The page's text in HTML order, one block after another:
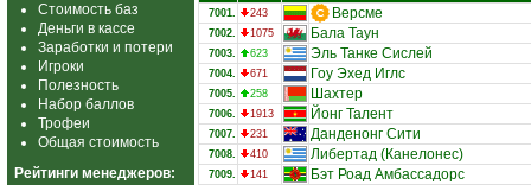
Стоимость баз
Деньги в кассе
Заработки и потери
Игроки
Полезность
Набор баллов
Трофеи
Общая стоимость
Рейтинги менеджеров:
7001. 243 Версме
7002. 1075 Бала Таун
7003. 623 Эль Танке Сислей
7004. 671 Гоу Эхед Иглс
7005. 258 Шахтер
7006. 1913 Йонг Талент
7007. 231 Данденонг Сити
7008. 410 Либертад (Канелонес)
7009. 141 Бэт Роад Амбассадорс